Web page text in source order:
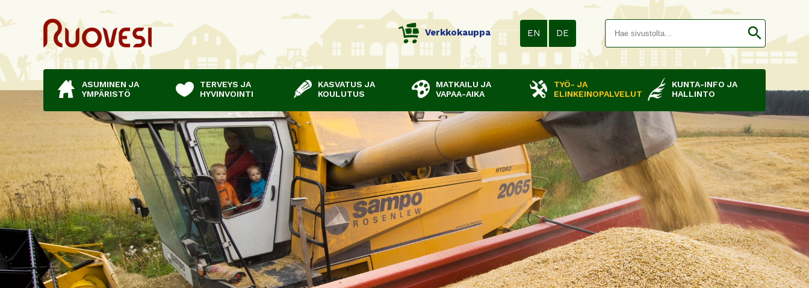
Verkkokauppa EN DE search
ASUMINEN JA
YMPÄRISTÖ
TERVEYS JA
HYVINVOINTI
KASVATUS JA
KOULUTUS
MATKAILU JA
VAPAA-AIKA
TYÖ- JA
ELINKEINOPALVELUT
KUNTA-INFO JA
HALLINTO